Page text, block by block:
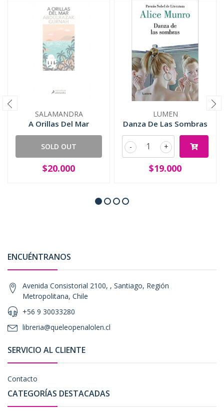
SALAMANDRA
A Orillas Del Mar
SOLD OUT
$20.000
LUMEN
Danza De Las Sombras
+
-
$19.000
ENCUÉNTRANOS
Avenida Consistorial 2100, , Santiago, Región
Metropolitana, Chile
+56 9 30033280
libreria@queleopenalolen.cl
SERVICIO AL CLIENTE
Contacto
CATEGORÍAS DESTACADAS